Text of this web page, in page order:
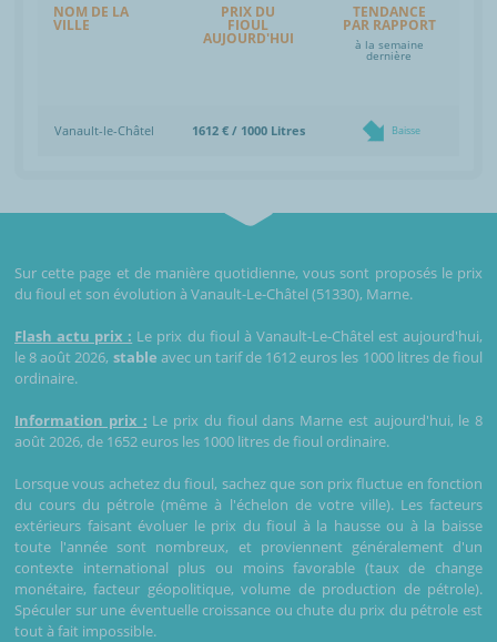
NOM DE LA
VILLE
PRIX DU
FIOUL
AUJOURD'HUI
TENDANCE
PAR RAPPORT
à la semaine
dernière
Vanault-le-Châtel 1612 € / 1000 Litres Baisse
Sur cette page et de manière quotidienne, vous sont proposés le prix
du fioul et son évolution à Vanault-Le-Châtel (51330), Marne.
Flash actu prix : Le prix du fioul à Vanault-Le-Châtel est aujourd'hui,
le 8 août 2026, stable avec un tarif de 1612 euros les 1000 litres de fioul
ordinaire.
Information prix : Le prix du fioul dans Marne est aujourd'hui, le 8
août 2026, de 1652 euros les 1000 litres de fioul ordinaire.
Lorsque vous achetez du fioul, sachez que son prix fluctue en fonction
du cours du pétrole (même à l'échelon de votre ville). Les facteurs
extérieurs faisant évoluer le prix du fioul à la hausse ou à la baisse
toute l'année sont nombreux, et proviennent généralement d'un
contexte international plus ou moins favorable (taux de change
monétaire, facteur géopolitique, volume de production de pétrole).
Spéculer sur une éventuelle croissance ou chute du prix du pétrole est
tout à fait impossible.